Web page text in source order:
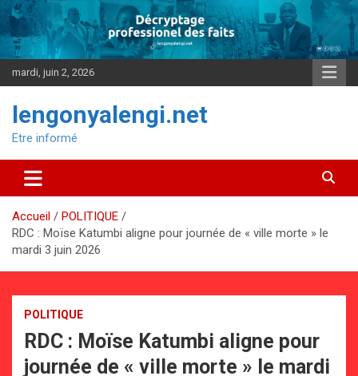
Aller
contenu
mardi, juin 2, 2026
lengonyalengi.net
Etre informé
Accueil
POLITIQUE
RDC : Moïse Katumbi aligne pour journée de « ville morte » le
mardi 3 juin 2026
POLITIQUE
RDC : Moïse Katumbi aligne pour
journée de « ville morte » le mardi